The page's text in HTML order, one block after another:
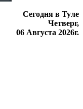
Сегодня в Туле
Четверг,
06 Августа 2026г.